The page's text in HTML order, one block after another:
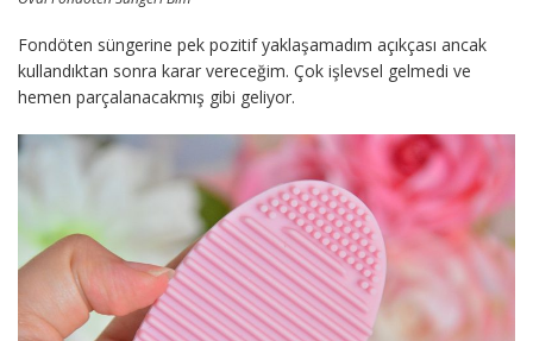
Fondöten süngerine pek pozitif yaklaşamadım açıkçası ancak
kullandıktan sonra karar vereceğim. Çok işlevsel gelmedi ve
hemen parçalanacakmış gibi geliyor.